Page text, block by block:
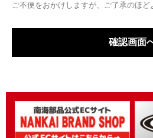
ご不便をおかけしますが、ご了承のほど